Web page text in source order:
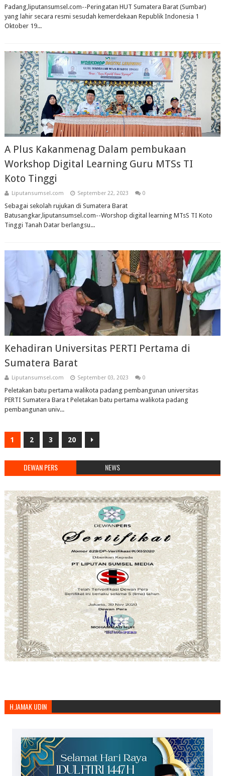
Padang,liputansumsel.com--Peringatan HUT Sumatera Barat (Sumbar)
yang lahir secara resmi sesudah kemerdekaan Republik Indonesia 1
Oktober 19...
A Plus Kakanmenag Dalam pembukaan
Workshop Digital Learning Guru MTSs TI
Koto Tinggi
Liputansumsel.com September 22, 2023 0
Sebagai sekolah rujukan di Sumatera Barat
Batusangkar,liputansumsel.com--Worshop digital learning MTsS TI Koto
Tinggi Tanah Datar berlangsu...
Kehadiran Universitas PERTI Pertama di
Sumatera Barat
Liputansumsel.com September 03, 2023 0
Peletakan batu pertama walikota padang pembangunan universitas
PERTI Sumatera Bara t Peletakan batu pertama walikota padang
pembangunan univ...
1 2 3 20
DEWAN PERS NEWS
H.JAMAK UDIN